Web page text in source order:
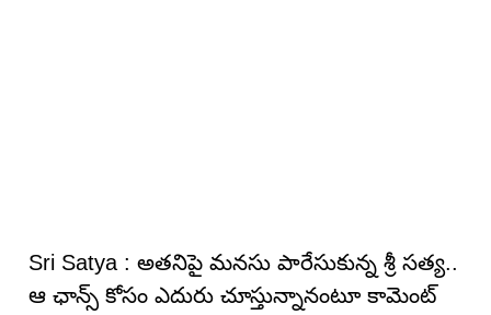
Sri Satya : అత‌నిపై మ‌న‌సు పారేసుకున్న శ్రీ స‌త్య‌..
ఆ ఛాన్స్ కోసం ఎదురు చూస్తున్నానంటూ కామెంట్